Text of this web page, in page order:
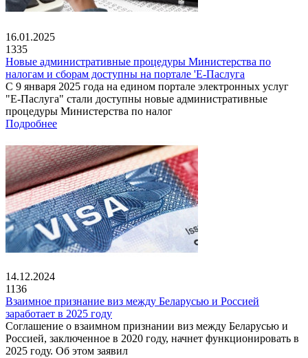
16.01.2025
1335
Новые административные процедуры Министерства по
налогам и сборам доступны на портале 'Е-Паслуга
С 9 января 2025 года на едином портале электронных услуг
"Е-Паслуга" стали доступны новые административные
процедуры Министерства по налог
Подробнее
14.12.2024
1136
Взаимное признание виз между Беларусью и Россией
заработает в 2025 году
Соглашение о взаимном признании виз между Беларусью и
Россией, заключенное в 2020 году, начнет функционировать в
2025 году. Об этом заявил